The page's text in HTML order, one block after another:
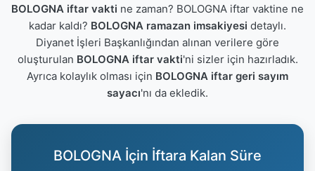
BOLOGNA iftar vakti ne zaman? BOLOGNA iftar vaktine ne
kadar kaldı? BOLOGNA ramazan imsakiyesi detaylı.
Diyanet İşleri Başkanlığından alınan verilere göre
oluşturulan BOLOGNA iftar vakti'ni sizler için hazırladık.
Ayrıca kolaylık olması için BOLOGNA iftar geri sayım
sayacı'nı da ekledik.
BOLOGNA İçin İftara Kalan Süre